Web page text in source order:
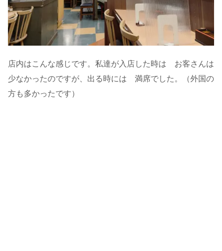
店内はこんな感じです。私達が入店した時は お客さんは
少なかったのですが、出る時には 満席でした。（外国の
方も多かったです）